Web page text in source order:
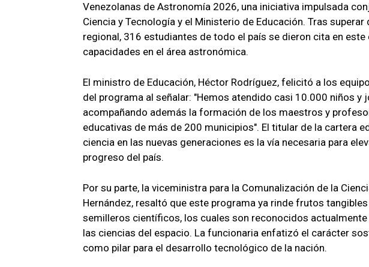
Venezolanas de Astronomía 2026, una iniciativa impulsada
Ciencia y Tecnología y el Ministerio de Educación. Tras
regional, 316 estudiantes de todo el país se dieron cita en
capacidades en el área astronómica.
El ministro de Educación, Héctor Rodríguez, felicitó a los
del programa al señalar: "Hemos atendido casi 10.000 niños y
acompañando además la formación de los maestros y
educativas de más de 200 municipios". El titular de la cartera
ciencia en las nuevas generaciones es la vía necesaria para
progreso del país.
Por su parte, la viceministra para la Comunalización de la
Hernández, resaltó que este programa ya rinde frutos
semilleros científicos, los cuales son reconocidos
las ciencias del espacio. La funcionaria enfatizó el carácter
como pilar para el desarrollo tecnológico de la nación.